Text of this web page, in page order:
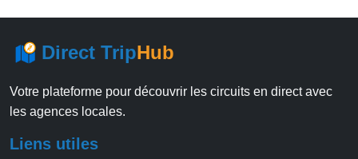
Direct TripHub
Votre plateforme pour découvrir les circuits en direct avec
les agences locales.
Liens utiles